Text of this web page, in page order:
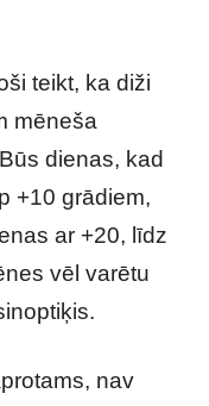
teikt, ka diži
mēneša
dienas, kad
+10 grādiem,
ar +20, līdz
vēl varētu
nav